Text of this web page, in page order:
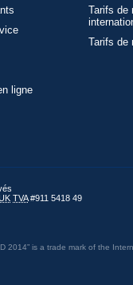
ligne
Tarifs de
Tarifs de
TVA#911 5418 49
2014” is a trade mark of the